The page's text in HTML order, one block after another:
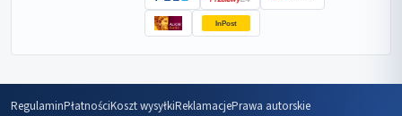
InPost
RegulaminPłatnościKoszt wysyłkiReklamacjePrawa autorskie